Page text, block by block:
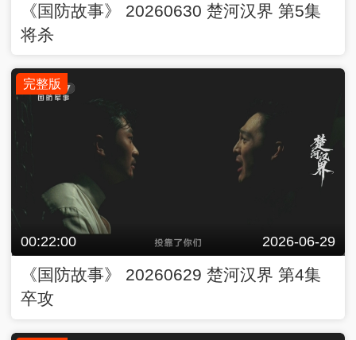
《国防故事》 20260630 楚河汉界 第5集
将杀
完整版
00:22:00 2026-06-29
《国防故事》 20260629 楚河汉界 第4集
卒攻